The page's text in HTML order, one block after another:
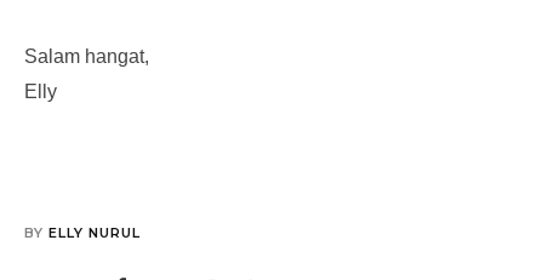
Salam hangat,
Elly
BY ELLY NURUL